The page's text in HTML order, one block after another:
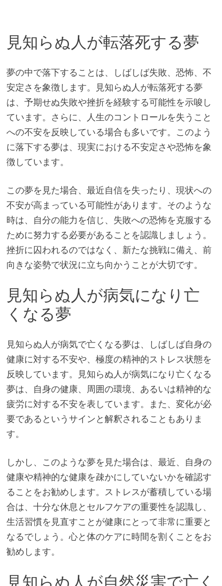
見知らぬ人が転落死する夢
夢の中で落下することは、しばしば失敗、恐怖、不
安定さを象徴します。見知らぬ人が転落死する夢
は、予期せぬ失敗や挫折を経験する可能性を示唆し
ています。さらに、人生のコントロールを失うこと
への不安を反映している場合も多いです。このよう
に落下する夢は、現実における不安定さや恐怖を象
徴しています。
この夢を見た場合、最近自信を失ったり、現状への
不安が高まっている可能性があります。そのような
時は、自分の能力を信じ、失敗への恐怖を克服する
ために努力する必要があることを認識しましょう。
挫折に囚われるのではなく、新たな挑戦に備え、前
向きな姿勢で状況に立ち向かうことが大切です。
見知らぬ人が病気になり亡
くなる夢
見知らぬ人が病気で亡くなる夢は、しばしば自身の
健康に対する不安や、極度の精神的ストレス状態を
反映しています。見知らぬ人が病気になり亡くなる
夢は、自身の健康、周囲の環境、あるいは精神的な
疲労に対する不安を表しています。また、変化が必
要であるというサインと解釈されることもありま
す。
しかし、このような夢を見た場合は、最近、自身の
健康や精神的な健康を疎かにしていないかを確認す
ることをお勧めします。ストレスが蓄積している場
合は、十分な休息とセルフケアの重要性を認識し、
生活習慣を見直すことが健康にとって非常に重要と
なるでしょう。心と体のケアに時間を割くことをお
勧めします。
見知らぬ人が自然災害で亡く